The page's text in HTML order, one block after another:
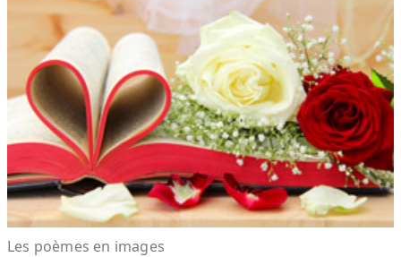
Les poèmes en images